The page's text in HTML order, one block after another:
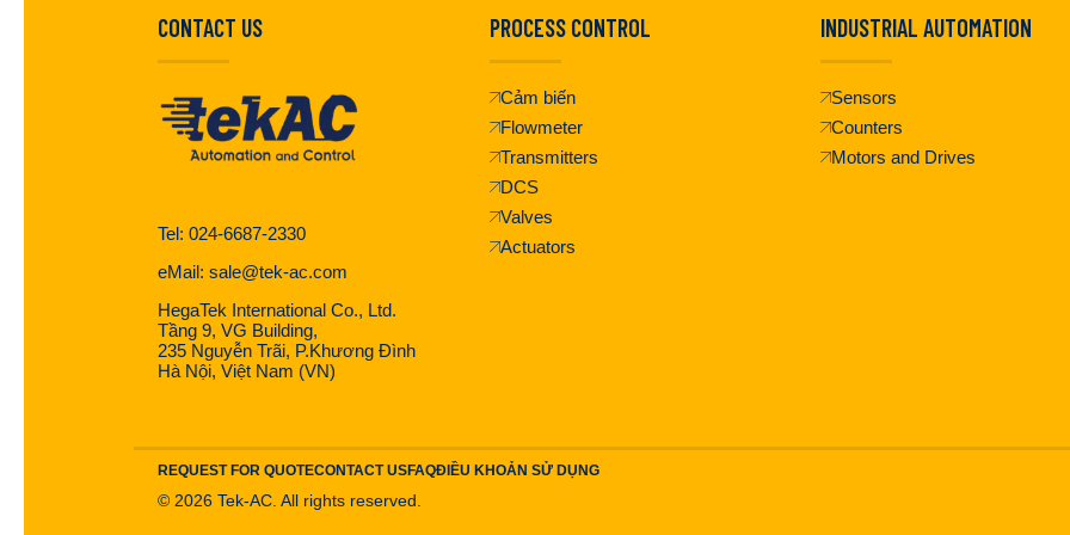
CONTACT US
Tel: 024-6687-2330
eMail: sale@tek-ac.com
HegaTek International Co., Ltd.
Tầng 9, VG Building,
235 Nguyễn Trãi, P.Khương Đình
Hà Nội, Việt Nam (VN)
PROCESS CONTROL
Cảm biến
Flowmeter
Transmitters
DCS
Valves
Actuators
INDUSTRIAL AUTOMATION
Sensors
Counters
Motors and Drives
REQUEST FOR QUOTECONTACT USFAQĐIỀU KHOẢN SỬ DỤNG
© 2026 Tek-AC. All rights reserved.